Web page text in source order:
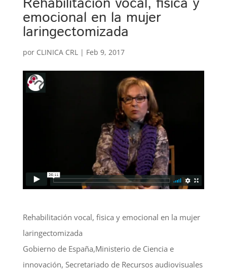
emocional en la mujer
laringectomizada
por CLINICA CRL| Feb 9, 2017
Rehabilitación vocal, fisica y emocional en la mujer
laringectomizada
Gobierno de España,Ministerio de Ciencia e
innovación, Secretariado de Recursos audiovisuales